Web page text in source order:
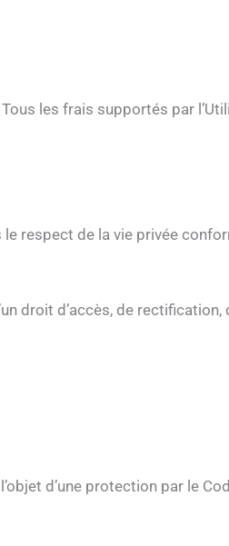
les frais supportés par
respect de la vie privée
droit d’accès, de
d’une protection par le